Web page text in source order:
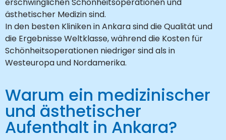
ästhetischer Medizin sind.
In den besten Kliniken in Ankara sind die Qualität und
die Ergebnisse Weltklasse, während die Kosten für
Schönheitsoperationen niedriger sind als in
Westeuropa und Nordamerika.
Warum ein medizinischer
und ästhetischer
Aufenthalt in Ankara?